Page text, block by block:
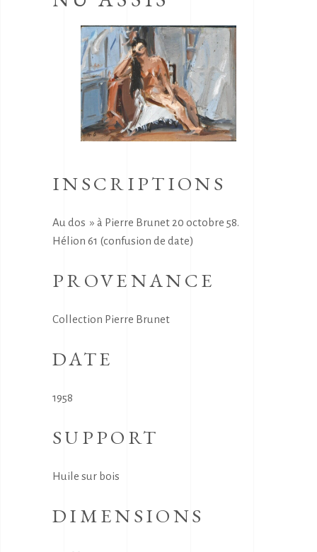
INSCRIPTIONS
Au dos » à Pierre Brunet 20 octobre 58.
Hélion 61 (confusion de date)
PROVENANCE
Collection Pierre Brunet
DATE
1958
SUPPORT
Huile sur bois
DIMENSIONS